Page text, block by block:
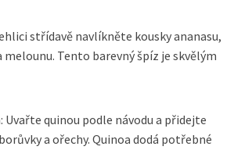
střídavě navlíkněte kousky ananasu,
melounu. Tento barevný špíz je skvělým
Uvařte quinou podle návodu a přidejte
a ořechy. Quinoa dodá potřebné